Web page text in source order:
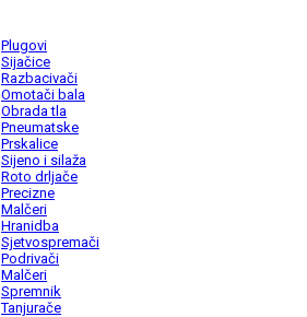
Plugovi
Sijačice
Razbacivači
Omotači bala
Obrada tla
Pneumatske
Prskalice
Sijeno i silaža
Roto drljače
Precizne
Malčeri
Hranidba
Sjetvospremači
Podrivači
Malčeri
Spremnik
Tanjurače